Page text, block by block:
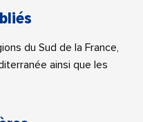
du Sud de la France,
ainsi que les